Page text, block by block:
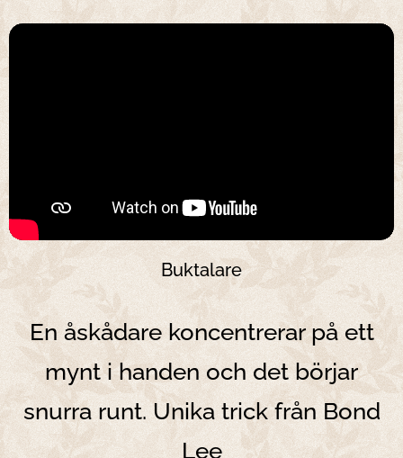
Buktalare
En åskådare koncentrerar på ett
mynt i handen och det börjar
snurra runt. Unika trick från Bond
Lee